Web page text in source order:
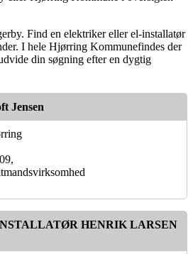
Find en elektriker eller el-installatør
I hele Hjørring Kommunefindes der
din søgning efter en dygtig
Jensen
HENRIK LARSEN